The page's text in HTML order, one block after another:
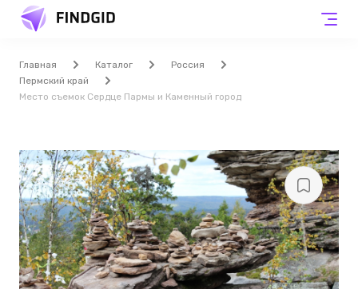
Главная Каталог
Россия
Пермский край
Место съемок Сердце Пармы и Каменный город